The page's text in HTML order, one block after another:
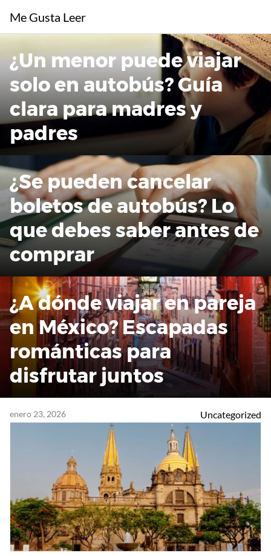
contenido
Me Gusta Leer
¿Un menor puede viajar
solo en autobús? Guía
clara para madres y
padres
¿Se pueden cancelar
boletos de autobús? Lo
que debes saber antes de
comprar
¿A dónde viajar en pareja
en México? Escapadas
románticas para
disfrutar juntos
enero 23, 2026 Uncategorized